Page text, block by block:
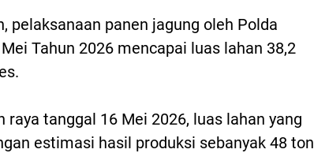
pelaksanaan panen jagung oleh Polda
Tahun 2026 mencapai luas lahan 38,2
raya tanggal 16 Mei 2026, luas lahan yang
estimasi hasil produksi sebanyak 48 ton